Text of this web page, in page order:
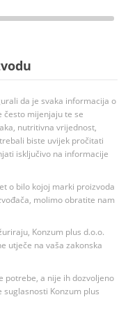
da je svaka informacija o
često mijenjaju te se
nutritivna vrijednost,
biste uvijek pročitati
isključivo na informacije
o bilo kojoj marki proizvoda
molimo obratite nam
Konzum plus d.o.o.
utječe na vaša zakonska
potrebe, a nije ih dozvoljeno
Konzum plus